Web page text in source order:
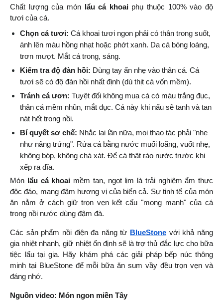
Chất lượng của món lẩu cá khoai phụ thuộc 100% vào độ
tươi của cá.
Chọn cá tươi: Cá khoai tươi ngon phải có thân trong suốt,
ánh lên màu hồng nhạt hoặc phớt xanh. Da cá bóng loáng,
trơn mượt. Mắt cá trong, sáng.
Kiểm tra độ đàn hồi: Dùng tay ấn nhẹ vào thân cá. Cá
tươi sẽ có độ đàn hồi nhất định (dù thịt cá vốn mềm).
Tránh cá ươn: Tuyệt đối không mua cá có màu trắng đục,
thân cá mềm nhũn, mắt đục. Cá này khi nấu sẽ tanh và tan
nát hết trong nồi.
Bí quyết sơ chế: Nhắc lại lần nữa, mọi thao tác phải "nhẹ
như nâng trứng". Rửa cá bằng nước muối loãng, vuốt nhẹ,
không bóp, không chà xát. Để cá thật ráo nước trước khi
xếp ra đĩa.
Món
lẩu cá khoai mềm tan, ngọt lịm là trải nghiệm ẩm thực
độc đáo, mang đậm hương vị của biển cả. Sự tinh tế của món
ăn nằm ở cách giữ trọn vẹn kết cấu "mong manh" của cá
trong nồi nước dùng đậm đà.
Các sản phẩm nồi điện đa năng từ BlueStone với khả năng
gia nhiệt nhanh, giữ nhiệt ổn định sẽ là trợ thủ đắc lực cho bữa
tiệc lẩu tại gia. Hãy khám phá các giải pháp bếp núc thông
minh tại BlueStone để mỗi bữa ăn sum vầy đều trọn vẹn và
đáng nhớ.
Nguồn video: Món ngon miền Tây